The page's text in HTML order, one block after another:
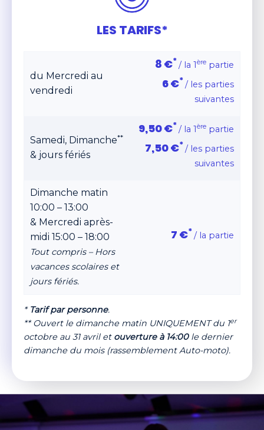
LES TARIFS*
du Mercredi au
vendredi
8 €*/ la 1ère partie
6 €*/ les parties
suivantes
Samedi, Dimanche**
& jours fériés
9,50 €*/ la 1ère partie
7,50 €*/ les parties
suivantes
Dimanche matin
10:00 – 13:00
& Mercredi après-
midi 15:00 – 18:00
Tout compris – Hors
vacances scolaires et
jours fériés.
7 €*/ la partie
* Tarif par personne.
** Ouvert le dimanche matin UNIQUEMENT du 1er
octobre au 31 avril et ouverture à 14:00le dernier
dimanche du mois (rassemblement Auto-moto).